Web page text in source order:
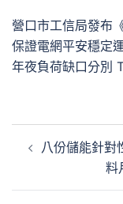
營口市工信局發布
保證電網平安穩定
年夜負荷缺口分別
章
八份儲能針對
料